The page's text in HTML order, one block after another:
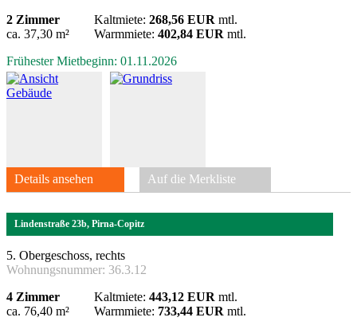
2 Zimmer
ca. 37,30 m²
Kaltmiete: 268,56 EUR mtl.
Warmmiete: 402,84 EUR mtl.
Frühester Mietbeginn: 01.11.2026
Details ansehen Auf die Merkliste
Lindenstraße 23b, Pirna-Copitz
5. Obergeschoss, rechts
Wohnungsnummer: 36.3.12
4 Zimmer
ca. 76,40 m²
Kaltmiete: 443,12 EUR mtl.
Warmmiete: 733,44 EUR mtl.